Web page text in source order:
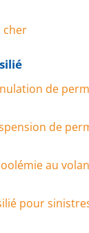
cher
de
de
au
pour